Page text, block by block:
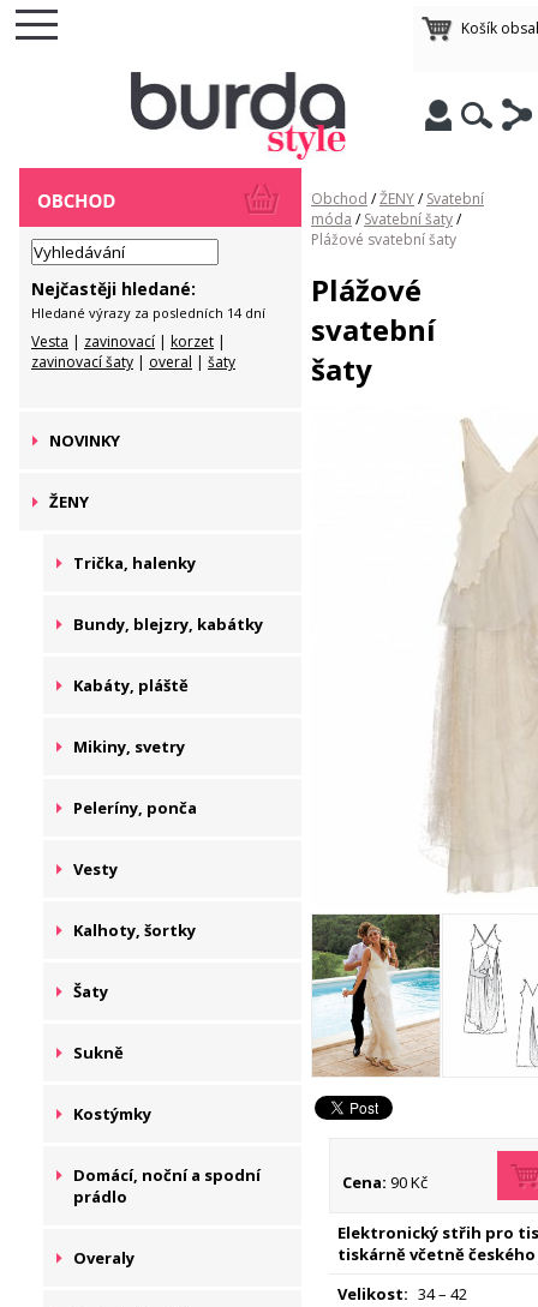
Košík
Nejčastěji hledané:
Hledané výrazy za posledních 14 dní
Vesta | zavinovací | korzet |
zavinovací šaty | overal | šaty
NOVINKY
ŽENY
Trička, halenky
Bundy, blejzry, kabátky
Kabáty, pláště
Mikiny, svetry
Peleríny, ponča
Vesty
Kalhoty, šortky
Šaty
Sukně
Kostýmky
Domácí, noční a spodní
prádlo
Overaly
Obchod /ŽENY/ Svatební
móda / Svatební šaty/
Plážové svatební šaty
Plážové
svatební
šaty
Cena: 90 Kč
Elektronický střih pro
tiskárně včetně českého
Velikost: 34 – 42